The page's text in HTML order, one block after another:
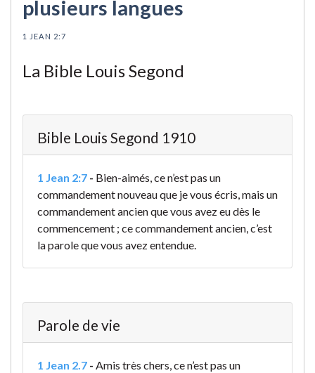
plusieurs langues
1 JEAN 2:7
La Bible Louis Segond
Bible Louis Segond 1910
1 Jean 2:7 - Bien-aimés, ce n’est pas un
commandement nouveau que je vous écris, mais un
commandement ancien que vous avez eu dès le
commencement ; ce commandement ancien, c’est
la parole que vous avez entendue.
Parole de vie
1 Jean 2.7 - Amis très chers, ce n’est pas un